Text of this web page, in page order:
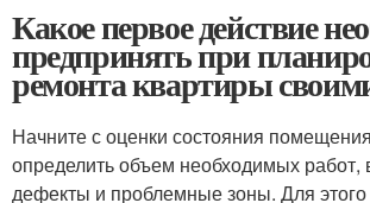
Какое первое действие
предпринять при
ремонта квартиры
Начните с оценки состояния
определить объем необходимых работ,
дефекты и проблемные зоны. Для этого